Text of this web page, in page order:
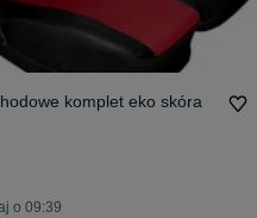
komplet eko skóra
o 09:39